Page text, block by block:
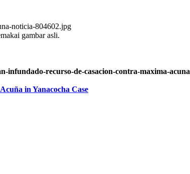
noticia-804602.jpg
gambar asli.
infundado-recurso-de-casacion-contra-maxima-acuna
in Yanacocha Case